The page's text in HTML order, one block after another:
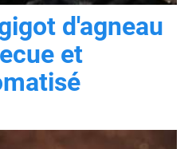
d'agneau
et